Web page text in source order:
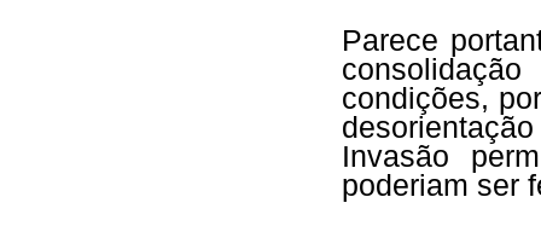
Parece
condições,
Invasão
poderiam ser